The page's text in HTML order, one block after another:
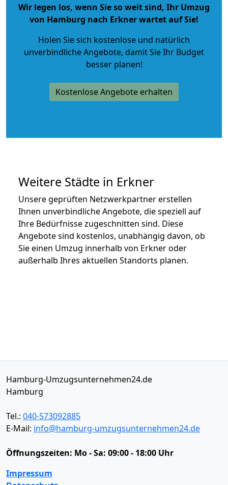
Wir legen los, wenn Sie so weit sind, Ihr Umzug
von Hamburg nach Erkner wartet auf Sie!
Holen Sie sich kostenlose und natürlich
unverbindliche Angebote, damit Sie Ihr Budget
besser planen!
Kostenlose Angebote erhalten
Weitere Städte in Erkner
Unsere geprüften Netzwerkpartner erstellen
Ihnen unverbindliche Angebote, die speziell auf
Ihre Bedürfnisse zugeschnitten sind. Diese
Angebote sind kostenlos, unabhängig davon, ob
Sie einen Umzug innerhalb von Erkner oder
außerhalb Ihres aktuellen Standorts planen.
Hamburg-Umzugsunternehmen24.de
Hamburg
Tel.: 040-573092885
E-Mail: info@hamburg-umzugsunternehmen24.de
Öffnungszeiten: Mo - Sa: 09:00 - 18:00 Uhr
Impressum